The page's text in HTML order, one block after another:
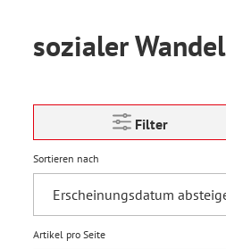
sozialer Wandel
Filter
Sortieren nach
Artikel pro Seite